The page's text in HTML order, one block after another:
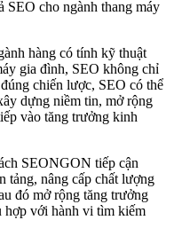
hàng có tính kỹ thuật
gia đình, SEO không chỉ
chiến lược, SEO có thể
dựng niềm tin, mở rộng
vào tăng trưởng kinh
SEONGON tiếp cận
tảng, nâng cấp chất lượng
đó mở rộng tăng trưởng
hợp với hành vi tìm kiếm